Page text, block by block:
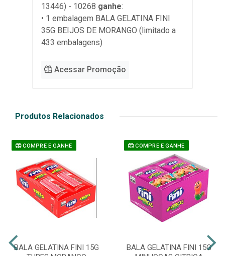
13446) - 10268 ganhe:
• 1 embalagem BALA GELATINA FINI
35G BEIJOS DE MORANGO (limitado a
433 embalagens)
Acessar Promoção
Produtos Relacionados
COMPRE E GANHE
BALA GELATINA FINI 15G
COMPRE E GANHE
BALA GELATINA FINI 15G